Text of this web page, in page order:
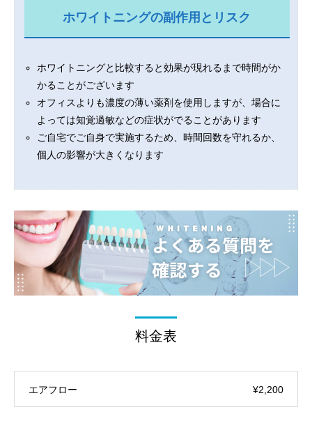
ホワイトニングの副作用とリスク
ホワイトニングと比較すると効果が現れるまで時間がか
かることがございます
オフィスよりも濃度の薄い薬剤を使用しますが、場合に
よっては知覚過敏などの症状がでることがあります
ご自宅でご自身で実施するため、時間回数を守れるか、
個人の影響が大きくなります
料金表
エアフロー ¥2,200